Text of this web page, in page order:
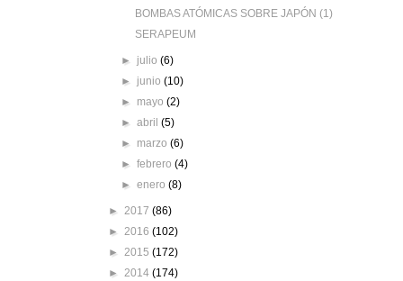
BOMBAS ATÓMICAS SOBRE JAPÓN (1)
SERAPEUM
► julio(6)
► junio(10)
► mayo(2)
►abril(5)
► marzo(6)
►febrero(4)
►enero(8)
► 2017 (86)
► 2016 (102)
► 2015 (172)
► 2014 (174)